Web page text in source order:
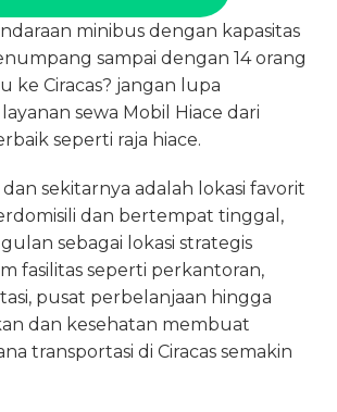
minibus dengan kapasitas
sampai dengan 14 orang
ke Ciracas? jangan lupa
sewa Mobil Hiace dari
seperti raja hiace.
dan sekitarnya adalah lokasi favorit
dan bertempat tinggal,
sebagai lokasi strategis
fasilitas seperti perkantoran,
pusat perbelanjaan hingga
dan kesehatan membuat
transportasi di Ciracas semakin